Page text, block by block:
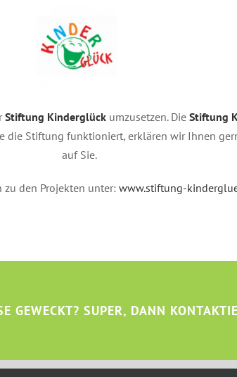
Stiftung Kinderglück umzusetzen. Die Stiftung
die Stiftung funktioniert, erklären wir Ihnen
auf Sie.
den Projekten unter:www.stiftung-
GEWECKT? SUPER, DANN